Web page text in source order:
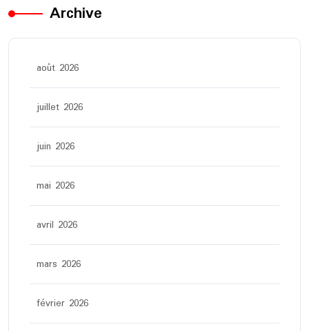
Archive
août 2026
juillet 2026
juin 2026
mai 2026
avril 2026
mars 2026
février 2026